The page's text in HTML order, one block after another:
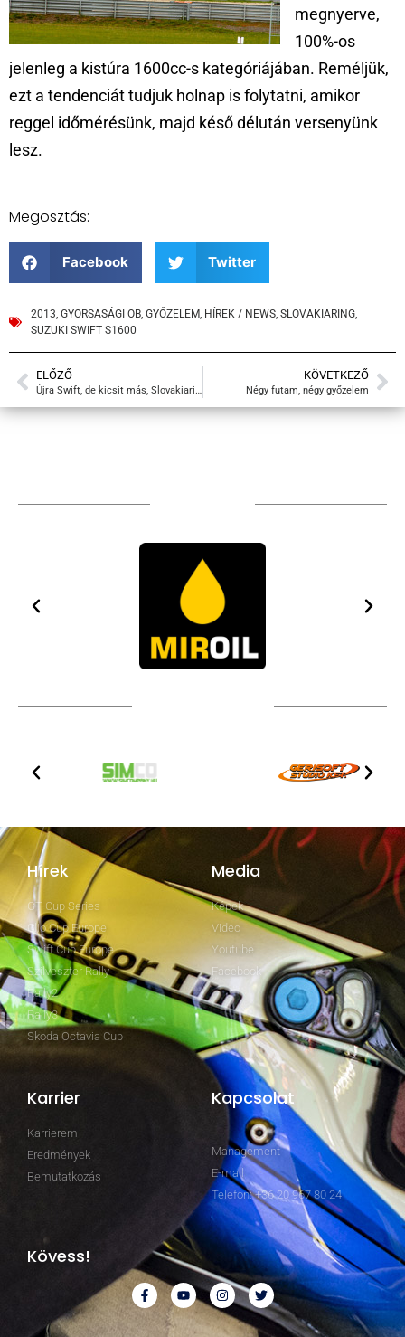
megnyerve,
100%-os
jelenleg a kistúra 1600cc-s kategóriájában. Reméljük,
ezt a tendenciát tudjuk holnap is folytatni, amikor
reggel időmérésünk, majd késő délután versenyünk
lesz.
Megosztás:
Facebook Twitter
2013 GYORSASÁGI OB GYŐZELEM HÍREK / NEWS SLOVAKIARING
SUZUKI SWIFT S1600
ELŐZŐ KÖVETKEZŐ
Négy futam, négy győzelem
Hírek
GT Cup Series
Clio Cup Europe
Swift Cup Europe
Szilveszter Rally
Rally2
Rally3
Skoda Octavia Cup
Media
Képek
Video
Youtube
Facebook
Karrier
Karrierem
Eredmények
Bemutatkozás
Kapcsolat
Management
E-mail
Telefon: +36 20 967 80 24
Kövess!